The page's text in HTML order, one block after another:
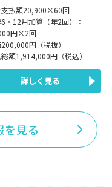
支払額20,900×60回
・12月加算（年2回）：
円×2回
円（税抜）
額1,914,000円（税込）
詳しく見る
を見る